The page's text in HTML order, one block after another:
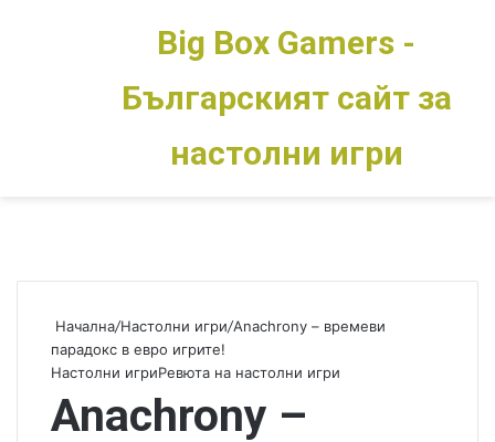
Switch skin
Big Box Gamers -
Българският сайт за
настолни игри
Начална/Настолни игри/Anachrony – времеви
парадокс в евро игрите!
Настолни игриРевюта на настолни игри
Anachrony –